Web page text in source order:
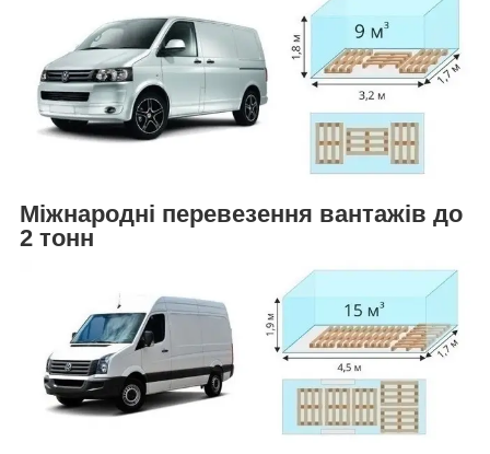
Міжнародні перевезення вантажів до
2 тонн